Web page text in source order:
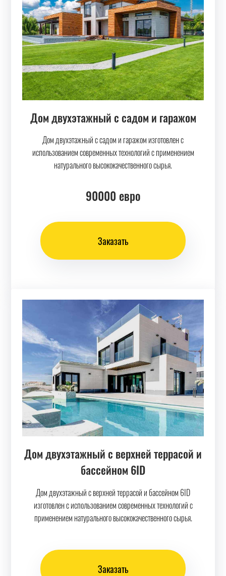
Дом двухэтажный с садом и гаражом
Дом двухэтажный с садом и гаражом изготовлен с
использованием современных технологий с применением
натурального высококачественного сырья.
90000 евро
Заказать
Дом двухэтажный с верхней террасой и
бассейном 6ID
Дом двухэтажный с верхней террасой и бассейном 6ID
изготовлен с использованием современных технологий с
применением натурального высококачественного сырья.
Заказать